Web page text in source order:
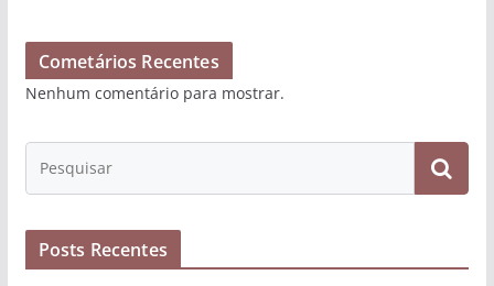
Cometários Recentes
Nenhum comentário para mostrar.
Posts Recentes